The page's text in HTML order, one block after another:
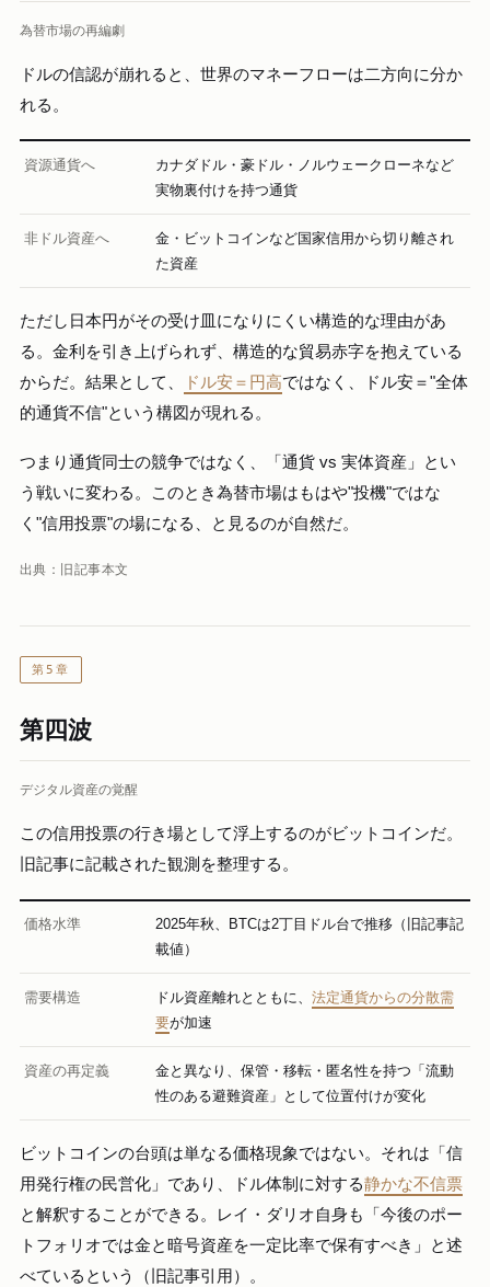
為替市場の再編劇
ドルの信認が崩れると、世界のマネーフローは二方向に分か
れる。
資源通貨へ
カナダドル・豪ドル・ノルウェークローネなど
実物裏付けを持つ通貨
非ドル資産へ
金・ビットコインなど国家信用から切り離され
た資産
ただし日本円がその受け皿になりにくい構造的な理由があ
る。金利を引き上げられず、構造的な貿易赤字を抱えている
からだ。結果として、
ドル安＝円高ではなく、ドル安＝"全体
的通貨不信"という構図が現れる。
つまり通貨同士の競争ではなく、「通貨 vs 実体資産」とい
う戦いに変わる。このとき為替市場はもはや"投機"ではな
く"信用投票"の場になる、と見るのが自然だ。
出典：旧記事本文
第5章
第四波
デジタル資産の覚醒
この信用投票の行き場として浮上するのがビットコインだ。
旧記事に記載された観測を整理する。
価格水準
2025年秋、BTCは2丁目ドル台で推移（旧記事記
載値）
需要構造 ドル資産離れとともに、 法定通貨からの分散需
要が加速
資産の再定義
金と異なり、保管・移転・匿名性を持つ「流動
性のある避難資産」として位置付けが変化
ビットコインの台頭は単なる価格現象ではない。それは「信
用発行権の民営化」であり、ドル体制に対する静かな不信票
と解釈することができる。レイ・ダリオ自身も「今後のポー
トフォリオでは金と暗号資産を一定比率で保有すべき」と述
べているという（旧記事引用）。